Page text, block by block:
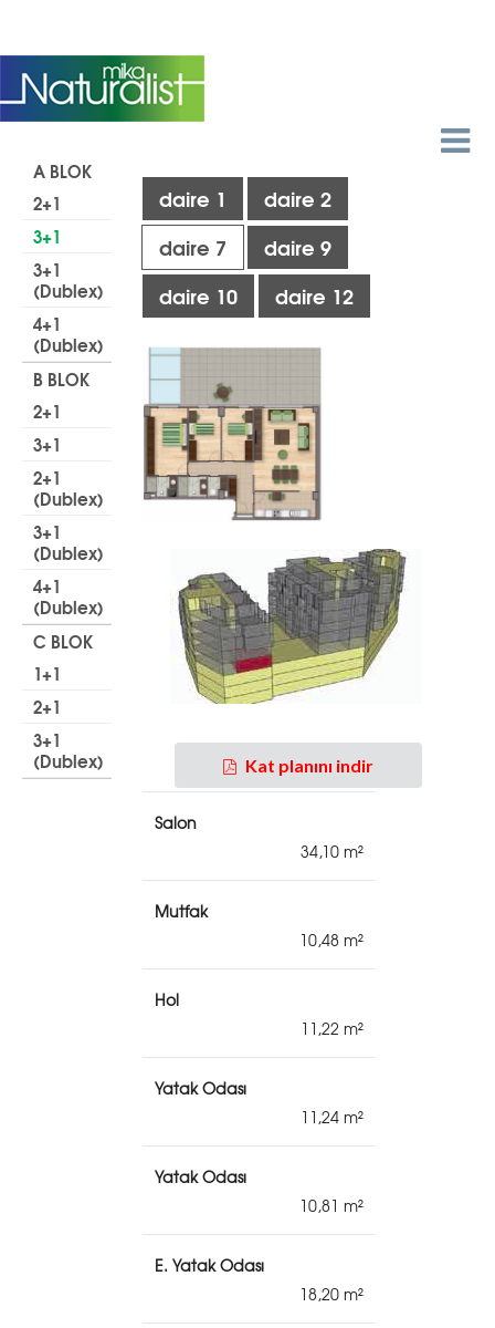
A BLOK
2+1
3+1
3+1
(Dublex)
4+1
(Dublex)
B BLOK
2+1
3+1
2+1
(Dublex)
3+1
(Dublex)
4+1
(Dublex)
C BLOK
1+1
2+1
3+1
(Dublex)
daire 1
daire 2
daire 7
daire 9
daire 10
daire 12
Toplam Net Alan
Salon
34,10
Mutfak
10,48
Hol
11,22
Yatak Odası
11,24
Yatak Odası
10,81
E. Yatak Odası
18,20
Kat planını indir